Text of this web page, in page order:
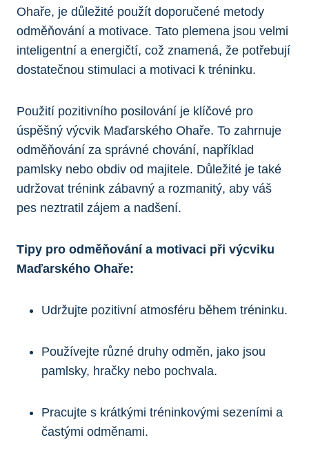
Ohaře, je důležité použít doporučené metody
odměňování a motivace. Tato plemena jsou velmi
inteligentní a energičtí, což znamená, že potřebují
dostatečnou stimulaci a motivaci k tréninku.
Použití pozitivního posilování je klíčové pro
úspěšný výcvik Maďarského Ohaře. To zahrnuje
odměňování za správné chování, například
pamlsky nebo obdiv od majitele. Důležité je také
udržovat trénink zábavný a rozmanitý, aby váš
pes neztratil zájem a nadšení.
Tipy pro odměňování a motivaci při výcviku
Maďarského Ohaře:
Udržujte pozitivní atmosféru během tréninku.
Používejte různé druhy odměn, jako jsou
pamlsky, hračky nebo pochvala.
Pracujte s krátkými tréninkovými sezeními a
častými odměnami.